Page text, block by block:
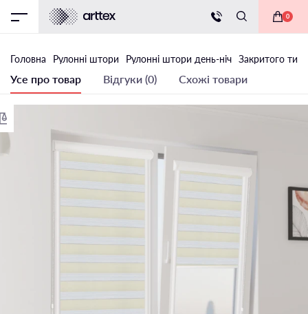
0
Головна Рулонні штори Рулонні штори день-ніч Закритого
Усе про товар Відгуки (0) Схожі товари